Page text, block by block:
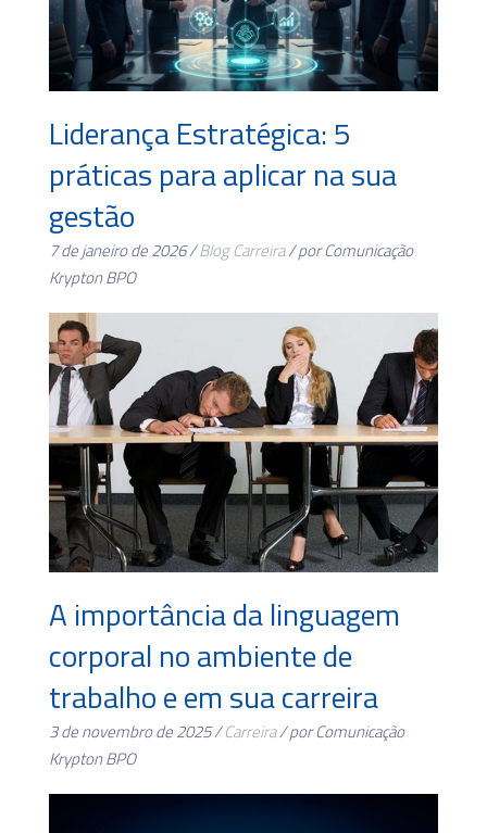
Liderança Estratégica: 5
práticas para aplicar na sua
gestão
7 de janeiro de 2026 /Blog Carreira/ por Comunicação
Krypton BPO
A importância da linguagem
corporal no ambiente de
trabalho e em sua carreira
3 de novembro de 2025 /Carreira/ por Comunicação
Krypton BPO